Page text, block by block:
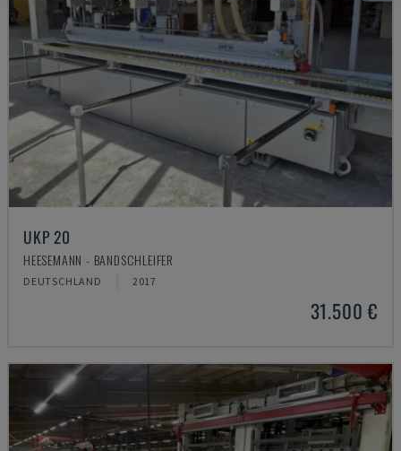
UKP 20
HEESEMANN - BANDSCHLEIFER
DEUTSCHLAND 2017
31.500 €